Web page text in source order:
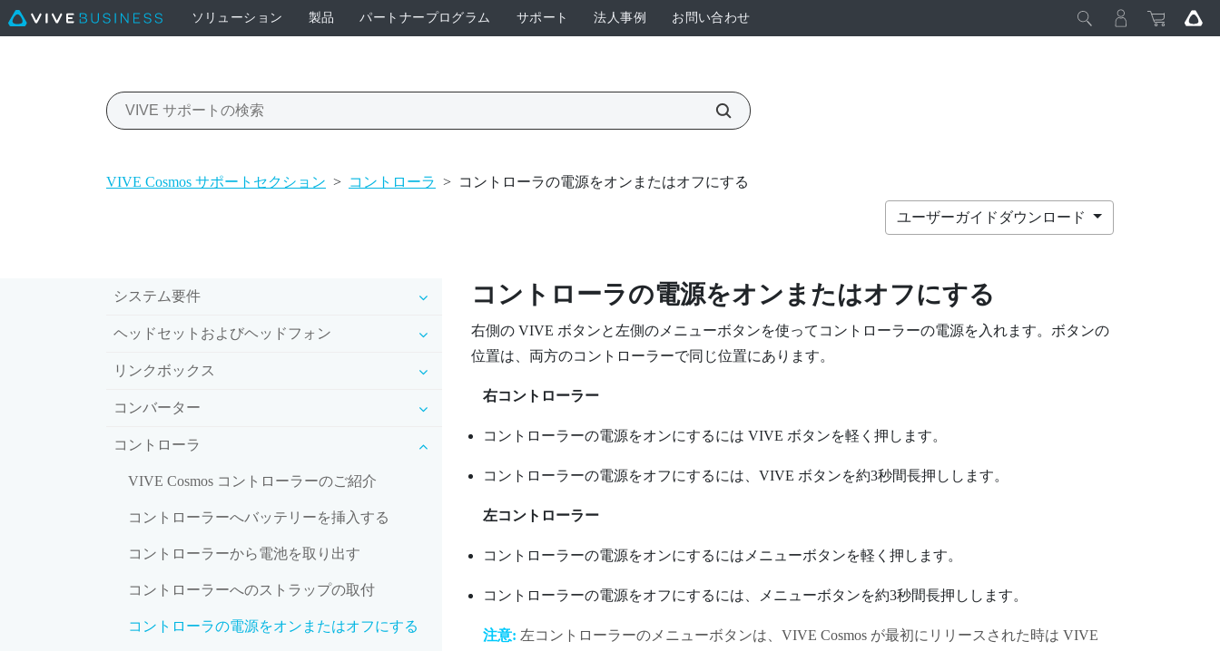
ソリューション 製品 パートナープログラム サポート 法人事例 お問い合わせ
VIVE Cosmos サポートセクション > コントローラ > コントローラの電源をオンまたはオフにする
ユーザーガイドダウンロード
システム要件
ヘッドセットおよびヘッドフォン
リンクボックス
コンバーター
コントローラ
VIVE Cosmos コントローラーのご紹介
コントローラーへバッテリーを挿入する
コントローラーから電池を取り出す
コントローラーへのストラップの取付
コントローラの電源をオンまたはオフにする
コントローラの電源をオンまたはオフにする
右側の VIVE ボタンと左側のメニューボタンを使ってコントローラーの電源を入れます。ボタンの
位置は、両方のコントローラーで同じ位置にあります。
右コントローラー
コントローラーの電源をオンにするには VIVE ボタンを軽く押します。
コントローラーの電源をオフにするには、 VIVE ボタンを約3秒間長押しします。
左コントローラー
コントローラーの電源をオンにするには メニューボタンを軽く押します。
コントローラーの電源をオフにするには、 メニューボタンを約3秒間長押しします。
注意: 左コントローラーのメニューボタンは、 VIVE Cosmosが最初にリリースされた時は VIVE